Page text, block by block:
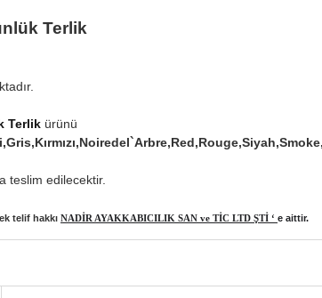
Terlik
Terlik ürünü
teslim edilecektir.
telif hakkı NADİR AYAKKABICILIK SAN ve TİC LTD ŞTİ ‘ e aittir.